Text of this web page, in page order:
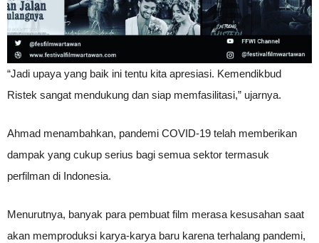
“Jadi upaya yang baik ini tentu kita apresiasi. Kemendikbud
Ristek sangat mendukung dan siap memfasilitasi,” ujarnya.
Ahmad menambahkan, pandemi COVID-19 telah memberikan
dampak yang cukup serius bagi semua sektor termasuk
perfilman di Indonesia.
Menurutnya, banyak para pembuat film merasa kesusahan saat
akan memproduksi karya-karya baru karena terhalang pandemi,